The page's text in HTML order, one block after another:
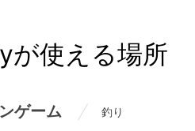
が使える場所
ゲーム 釣り